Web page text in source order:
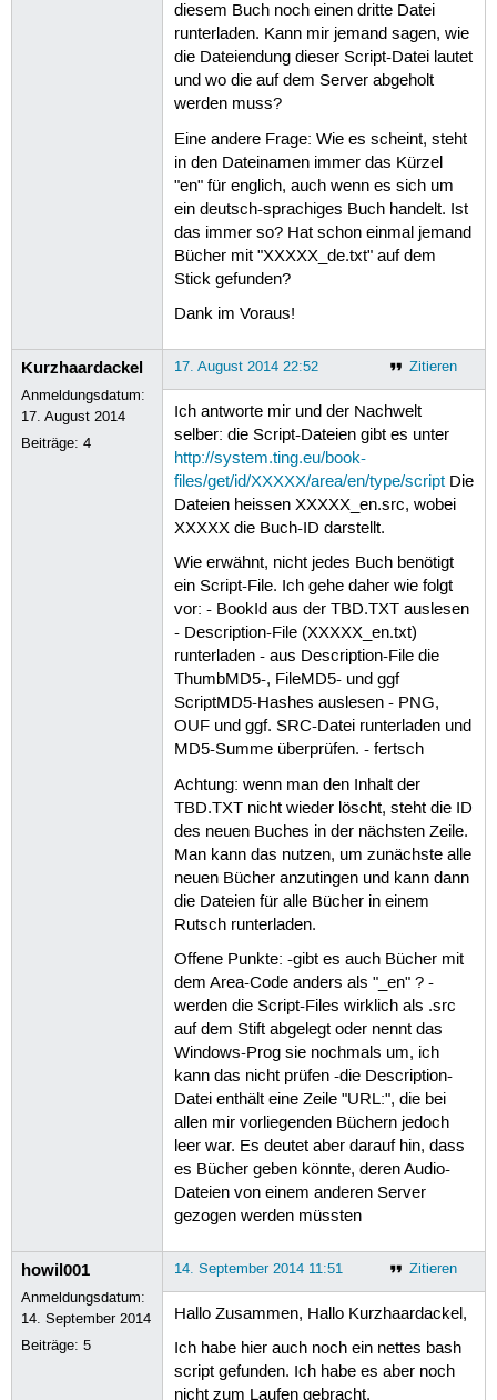
diesem Buch noch einen dritte Datei
runterladen. Kann mir jemand sagen, wie
die Dateiendung dieser Script-Datei lautet
und wo die auf dem Server abgeholt
werden muss?
Eine andere Frage: Wie es scheint, steht
in den Dateinamen immer das Kürzel
"en" für englich, auch wenn es sich um
ein deutsch-sprachiges Buch handelt. Ist
das immer so? Hat schon einmal jemand
Bücher mit "XXXXX_de.txt" auf dem
Stick gefunden?
Dank im Voraus!
Kurzhaardackel
Anmeldungsdatum:
17. August 2014
Beiträge:4
Zitieren
17. August 2014 22:52
Ich antworte mir und der Nachwelt
selber: die Script-Dateien gibt es unter
http://system.ting.eu/book-
files/get/id/XXXXX/area/en/type/scriptDie
Dateien heissen XXXXX_en.src, wobei
XXXXX die Buch-ID darstellt.
Wie erwähnt, nicht jedes Buch benötigt
ein Script-File. Ich gehe daher wie folgt
vor: - BookId aus der TBD.TXT auslesen
- Description-File (XXXXX_en.txt)
runterladen - aus Description-File die
ThumbMD5-, FileMD5- und ggf
ScriptMD5-Hashes auslesen - PNG,
OUF und ggf. SRC-Datei runterladen und
MD5-Summe überprüfen. - fertsch
Achtung: wenn man den Inhalt der
TBD.TXT nicht wieder löscht, steht die ID
des neuen Buches in der nächsten Zeile.
Man kann das nutzen, um zunächste alle
neuen Bücher anzutingen und kann dann
die Dateien für alle Bücher in einem
Rutsch runterladen.
Offene Punkte: -gibt es auch Bücher mit
dem Area-Code anders als "_en" ? -
werden die Script-Files wirklich als .src
auf dem Stift abgelegt oder nennt das
Windows-Prog sie nochmals um, ich
kann das nicht prüfen -die Description-
Datei enthält eine Zeile "URL:", die bei
allen mir vorliegenden Büchern jedoch
leer war. Es deutet aber darauf hin, dass
es Bücher geben könnte, deren Audio-
Dateien von einem anderen Server
gezogen werden müssten
howil001
Anmeldungsdatum:
14. September 2014
Beiträge:5
Zitieren
14. September 2014 11:51
Hallo Zusammen, Hallo Kurzhaardackel,
Ich habe hier auch noch ein nettes bash
script gefunden. Ich habe es aber noch
nicht zum Laufen gebracht.